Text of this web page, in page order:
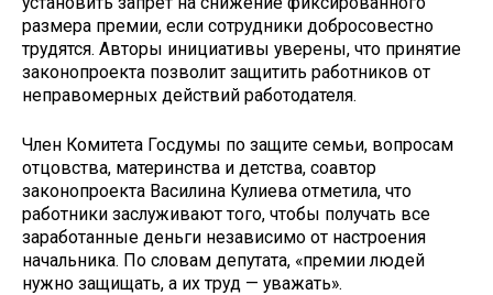
размера премии, если сотрудники добросовестно
трудятся. Авторы инициативы уверены, что принятие
законопроекта позволит защитить работников от
неправомерных действий работодателя.
Член Комитета Госдумы по защите семьи, вопросам
отцовства, материнства и детства, соавтор
законопроекта Василина Кулиева отметила, что
работники заслуживают того, чтобы получать все
заработанные деньги независимо от настроения
начальника. По словам депутата, «премии людей
нужно защищать, а их труд — уважать».